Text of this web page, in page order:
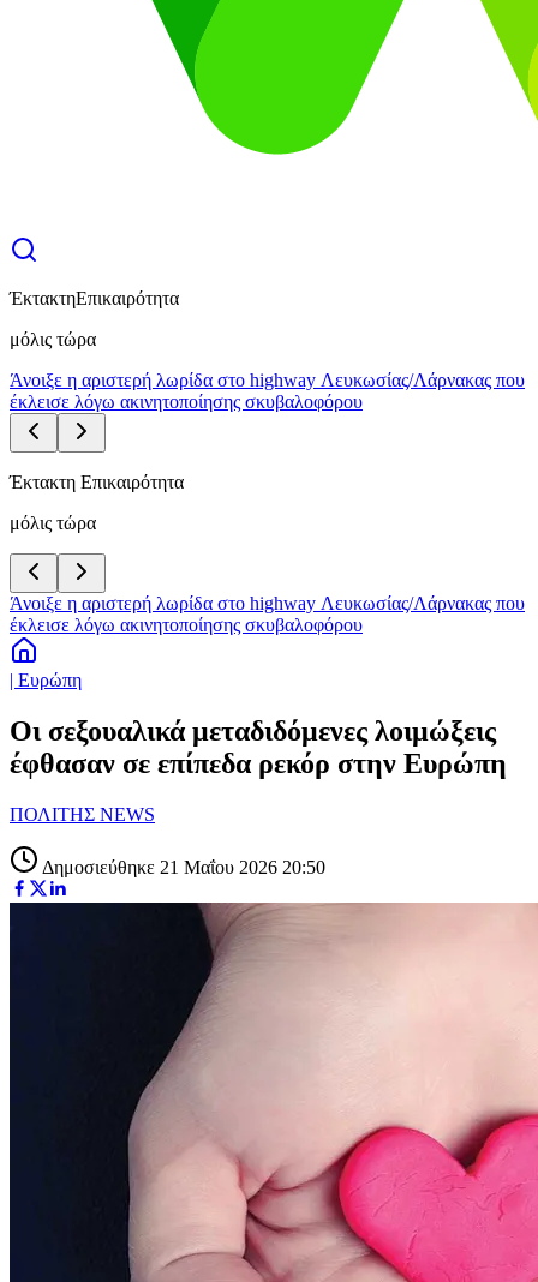
ΈκτακτηΕπικαιρότητα
μόλις τώρα
Άνοιξε η αριστερή λωρίδα στο highway Λευκωσίας/Λάρνακας που
έκλεισε λόγω ακινητοποίησης σκυβαλοφόρου
Έκτακτη Επικαιρότητα
μόλις τώρα
Άνοιξε η αριστερή λωρίδα στο highway Λευκωσίας/Λάρνακας που
έκλεισε λόγω ακινητοποίησης σκυβαλοφόρου
| Ευρώπη
Οι σεξουαλικά μεταδιδόμενες λοιμώξεις
έφθασαν σε επίπεδα ρεκόρ στην Ευρώπη
ΠΟΛΙΤΗΣ NEWS
Δημοσιεύθηκε 21 Μαΐου 2026 20:50